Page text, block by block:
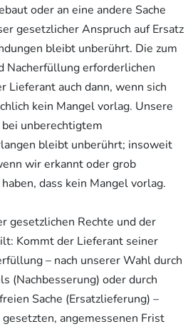
oder an eine andere Sache
gesetzlicher Anspruch auf Ersatz
bleibt unberührt. Die zum
Nacherfüllung erforderlichen
Lieferant auch dann, wenn sich
kein Mangel vorlag. Unsere
unberechtigtem
bleibt unberührt; insoweit
wir erkannt oder grob
dass kein Mangel vorlag.
gesetzlichen Rechte und der
Kommt der Lieferant seiner
– nach unserer Wahl durch
(Nachbesserung) oder durch
Sache (Ersatzlieferung) –
angemessenen Frist